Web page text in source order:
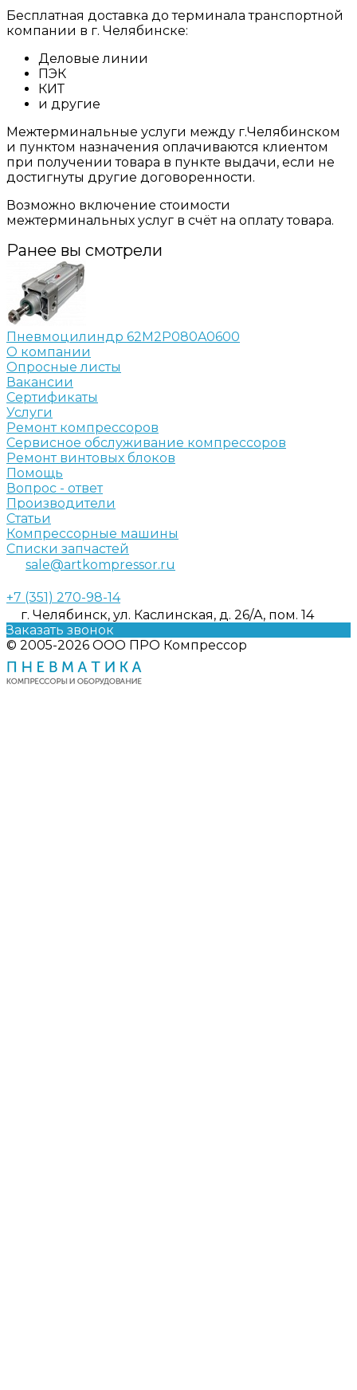
Бесплатная доставка до терминала транспортной
компании в г. Челябинске:
Деловые линии
ПЭК
КИТ
и другие
Межтерминальные услуги между г.Челябинском
и пунктом назначения оплачиваются клиентом
при получении товара в пункте выдачи, если не
достигнуты другие договоренности.
Возможно включение стоимости
межтерминальных услуг в счёт на оплату товара.
Ранее вы смотрели
Пневмоцилиндр 62M2P080A0600
О компании
Опросные листы
Вакансии
Сертификаты
Услуги
Ремонт компрессоров
Сервисное обслуживание компрессоров
Ремонт винтовых блоков
Помощь
Вопрос - ответ
Производители
Статьи
Компрессорные машины
Списки запчастей
sale@artkompressor.ru
+7 (351) 270-98-14
г. Челябинск, ул. Каслинская, д. 26/А, пом. 14
Заказать звонок
© 2005-2026 ООО ПРО Компрессор